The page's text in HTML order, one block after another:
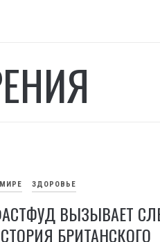
ЗДОРОВЬЕ
ВЫЗЫВАЕТ
БРИТАНСКОГО